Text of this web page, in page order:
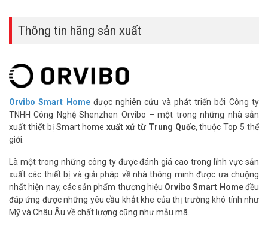
Thông số kỹ thuật cảm biến phát hiện
chuyển động ORVIBO SN11
– Chất liệu vỏ: PC + ABS
– Kết nối với bộ điều khiển trung tâm qua giao thức không dây:
– Khoảng cách không dây: 80m (không vật cản)
– Phát hiện những chuyển động bằng hồng ngoại.
– Countdown ~10s/lần.
– Góc quét ngang 120°
– Tầm xa 7m
– Thời lượng pin 8-12 tháng
– Nguồn cấp: 2xPin AA
– Môi trường làm việc: -10 – 50°C, độ ẩm < 90% RH
– Kích thước: 61.5×30.3×11.7mm
Thông tin hãng sản xuất
Orvibo Smart Homeđược nghiên cứu và phát triển bởi Công ty
TNHH Công Nghệ Shenzhen Orvibo – một trong những nhà sản
xuất thiết bị Smart homexuất xứ từ Trung Quốc, thuộc Top 5 thế
giới.
Là một trong những công ty được đánh giá cao trong lĩnh vực sản
xuất các thiết bị và giải pháp về nhà thông minh được ưa chuộng
nhất hiện nay, các sản phẩm thương hiệu Orvibo Smart Homeđều
đáp ứng được những yêu cầu khắt khe của thị trường khó tính như
Mỹ và Châu Âu về chất lượng cũng như mẫu mã.